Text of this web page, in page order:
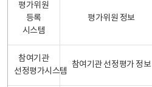
평가위원
등록
시스템
평가위원 정보
참여기관
선정평가시스템
참여기관 선정평가 정보